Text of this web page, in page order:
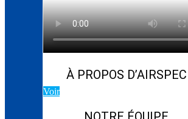
Blog d’Atlas Copco:
Comment choisir le bon
compresseur rotatif à
vis
À PROPOS D’AIRSPEC
Voir